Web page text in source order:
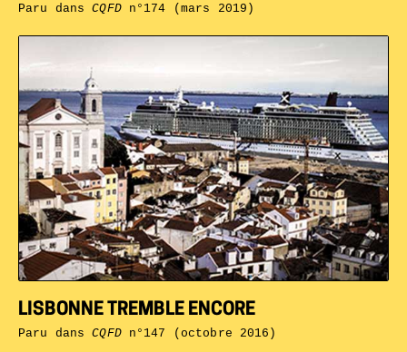
LISBONNE TREMBLE ENCORE
Paru dansCQFDn°147 (octobre 2016)
Paru dansCQFDn°174 (mars 2019)